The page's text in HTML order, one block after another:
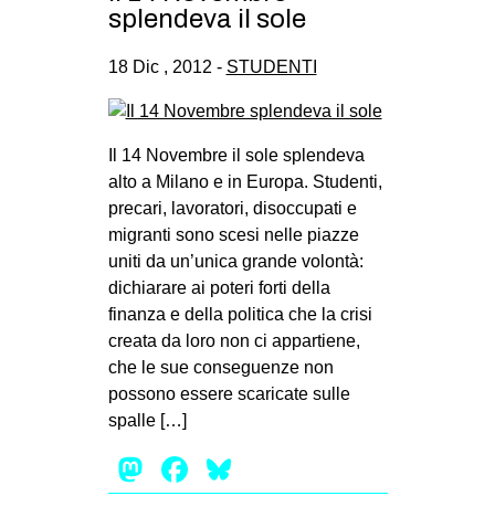
splendeva il sole
18 Dic , 2012 - STUDENTI
Il 14 Novembre il sole splendeva
alto a Milano e in Europa. Studenti,
precari, lavoratori, disoccupati e
migranti sono scesi nelle piazze
uniti da un’unica grande volontà:
dichiarare ai poteri forti della
finanza e della politica che la crisi
creata da loro non ci appartiene,
che le sue conseguenze non
possono essere scaricate sulle
spalle […]
Mastodon
Facebook